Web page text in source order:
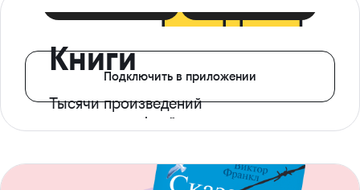
Книги
Тысячи произведений
с доступом офлайн
Подключить в приложении